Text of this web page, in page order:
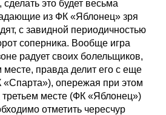
это будет весьма
из ФК «Яблонец» зря
с завидной периодичностью
соперника. Вообще игра
радует своих болельщиков,
месте, правда делит его с еще
опережая при этом
месте (ФК «Яблонец»)
отметить чересчур